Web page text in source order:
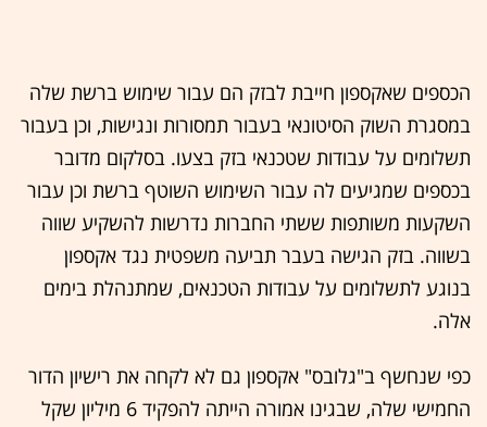
הכספים שאקספון חייבת לבזק הם עבור שימוש ברשת שלה
במסגרת השוק הסיטונאי בעבור תמסורות ונגישות, וכן בעבור
תשלומים על עבודות שטכנאי בזק בצעו. בסלקום מדובר
בכספים שמגיעים לה עבור השימוש השוטף ברשת וכן עבור
השקעות משותפות ששתי החברות נדרשות להשקיע שווה
בשווה. בזק הגישה בעבר תביעה משפטית נגד אקספון
בנוגע לתשלומים על עבודות הטכנאים, שמתנהלת בימים
אלה.
כפי שנחשף ב"גלובס" אקספון גם לא לקחה את רישיון הדור
החמישי שלה, שבגינו אמורה הייתה להפקיד 6 מיליון שקל